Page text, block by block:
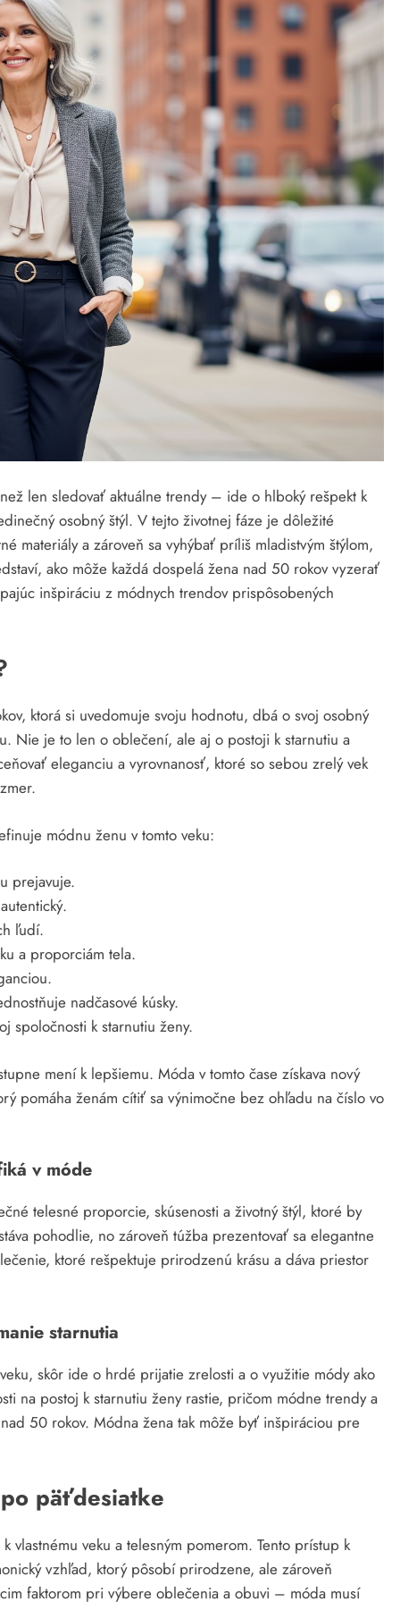
len sledovať aktuálne trendy – ide o hlboký rešpekt k
osobný štýl. V tejto životnej fáze je dôležité
materiály a zároveň sa vyhýbať príliš mladistvým štýlom,
ako môže každá dospelá žena nad 50 rokov vyzerať
inšpiráciu z módnych trendov prispôsobených
ktorá si uvedomuje svoju hodnotu, dbá o svoj osobný
Nie je to len o oblečení, ale aj o postoji k starnutiu a
eleganciu a vyrovnanosť, ktoré so sebou zrelý vek
módnu ženu v tomto veku:
prejavuje.
ľudí.
a proporciám tela.
nadčasové kúsky.
spoločnosti k starnutiu ženy.
mení k lepšiemu. Móda v tomto čase získava nový
pomáha ženám cítiť sa výnimočne bez ohľadu na číslo vo
v móde
telesné proporcie, skúsenosti a životný štýl, ktoré by
pohodlie, no zároveň túžba prezentovať sa elegantne
ktoré rešpektuje prirodzenú krásu a dáva priestor
starnutia
skôr ide o hrdé prijatie zrelosti a o využitie módy ako
na postoj k starnutiu ženy rastie, pričom módne trendy a
50 rokov. Módna žena tak môže byť inšpiráciou pre
päťdesiatke
vlastnému veku a telesným pomerom. Tento prístup k
vzhľad, ktorý pôsobí prirodzene, ale zároveň
faktorom pri výbere oblečenia a obuvi – móda musí